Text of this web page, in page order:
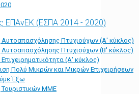
ΕΠΑνΕΚ (ΕΣΠΑ 2014 - 2020)
Αυτοαπασχόλησης Πτυχιούχων (Α' κύκλος)
Αυτοαπασχόλησης Πτυχιούχων (Β' κύκλος)
(Α' κύκλος)
Πολύ Μικρών και Μικρών Επιχειρήσεων
Έξω
Τουριστικών ΜΜΕ